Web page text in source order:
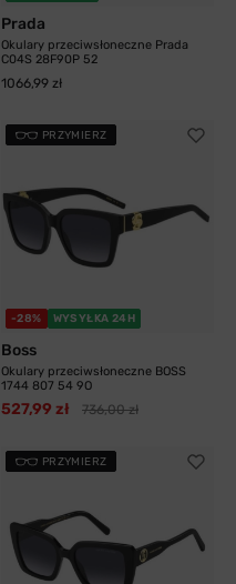
Prada
Okulary przeciwsłoneczne Prada
C04S 28F90P 52
1066,99 zł
PRZYMIERZ
-28% WYSYŁKA 24H
Boss
Okulary przeciwsłoneczne BOSS
1744 807 54 9O
527,99 zł 736,00 zł
PRZYMIERZ